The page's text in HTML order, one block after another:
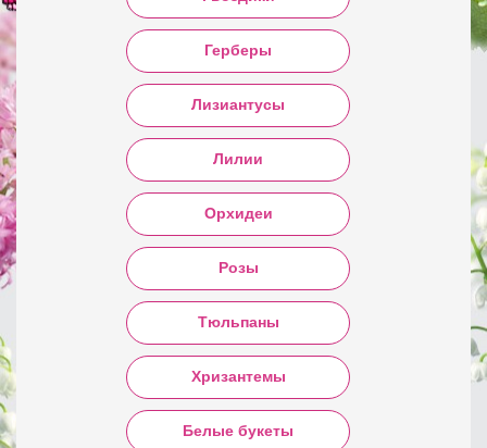
Герберы
Лизиантусы
Лилии
Орхидеи
Розы
Тюльпаны
Хризантемы
Белые букеты